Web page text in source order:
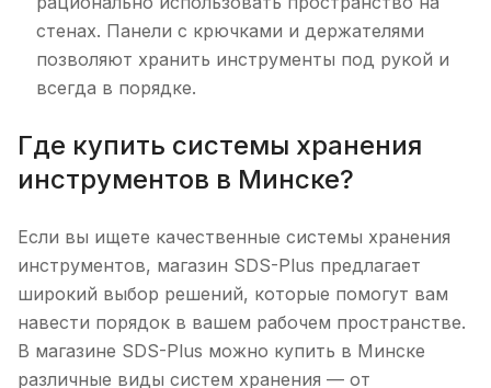
стенах. Панели с крючками и держателями
позволяют хранить инструменты под рукой и
всегда в порядке.
Где купить системы хранения
инструментов в Минске?
Если вы ищете качественные системы хранения
инструментов, магазин SDS-Plus предлагает
широкий выбор решений, которые помогут вам
навести порядок в вашем рабочем пространстве.
В магазине SDS-Plus можно купить в Минске
различные виды систем хранения — от